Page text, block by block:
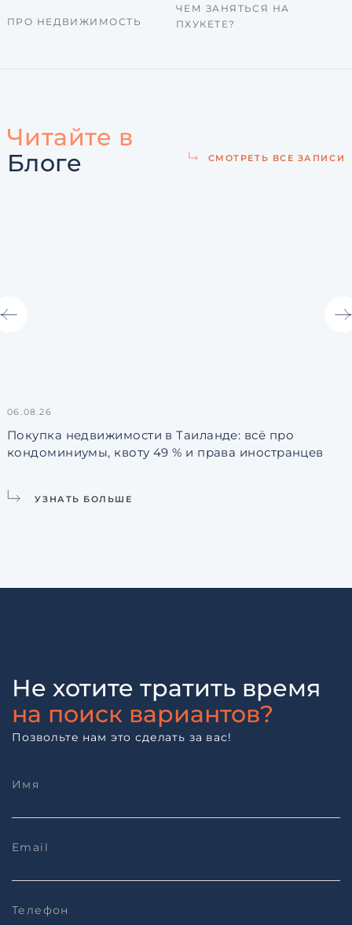
ПРО НЕДВИЖИМОСТЬ
ЧЕМ ЗАНЯТЬСЯ НА
ПХУКЕТЕ?
Читайте в
Блоге
СМОТРЕТЬ ВСЕ ЗАПИСИ
06.08.26
Покупка недвижимости в Таиланде: всё про
кондоминиумы, квоту 49 % и права иностранцев
УЗНАТЬ БОЛЬШЕ
Не хотите тратить время
на поиск вариантов?
Позвольте нам это сделать за вас!